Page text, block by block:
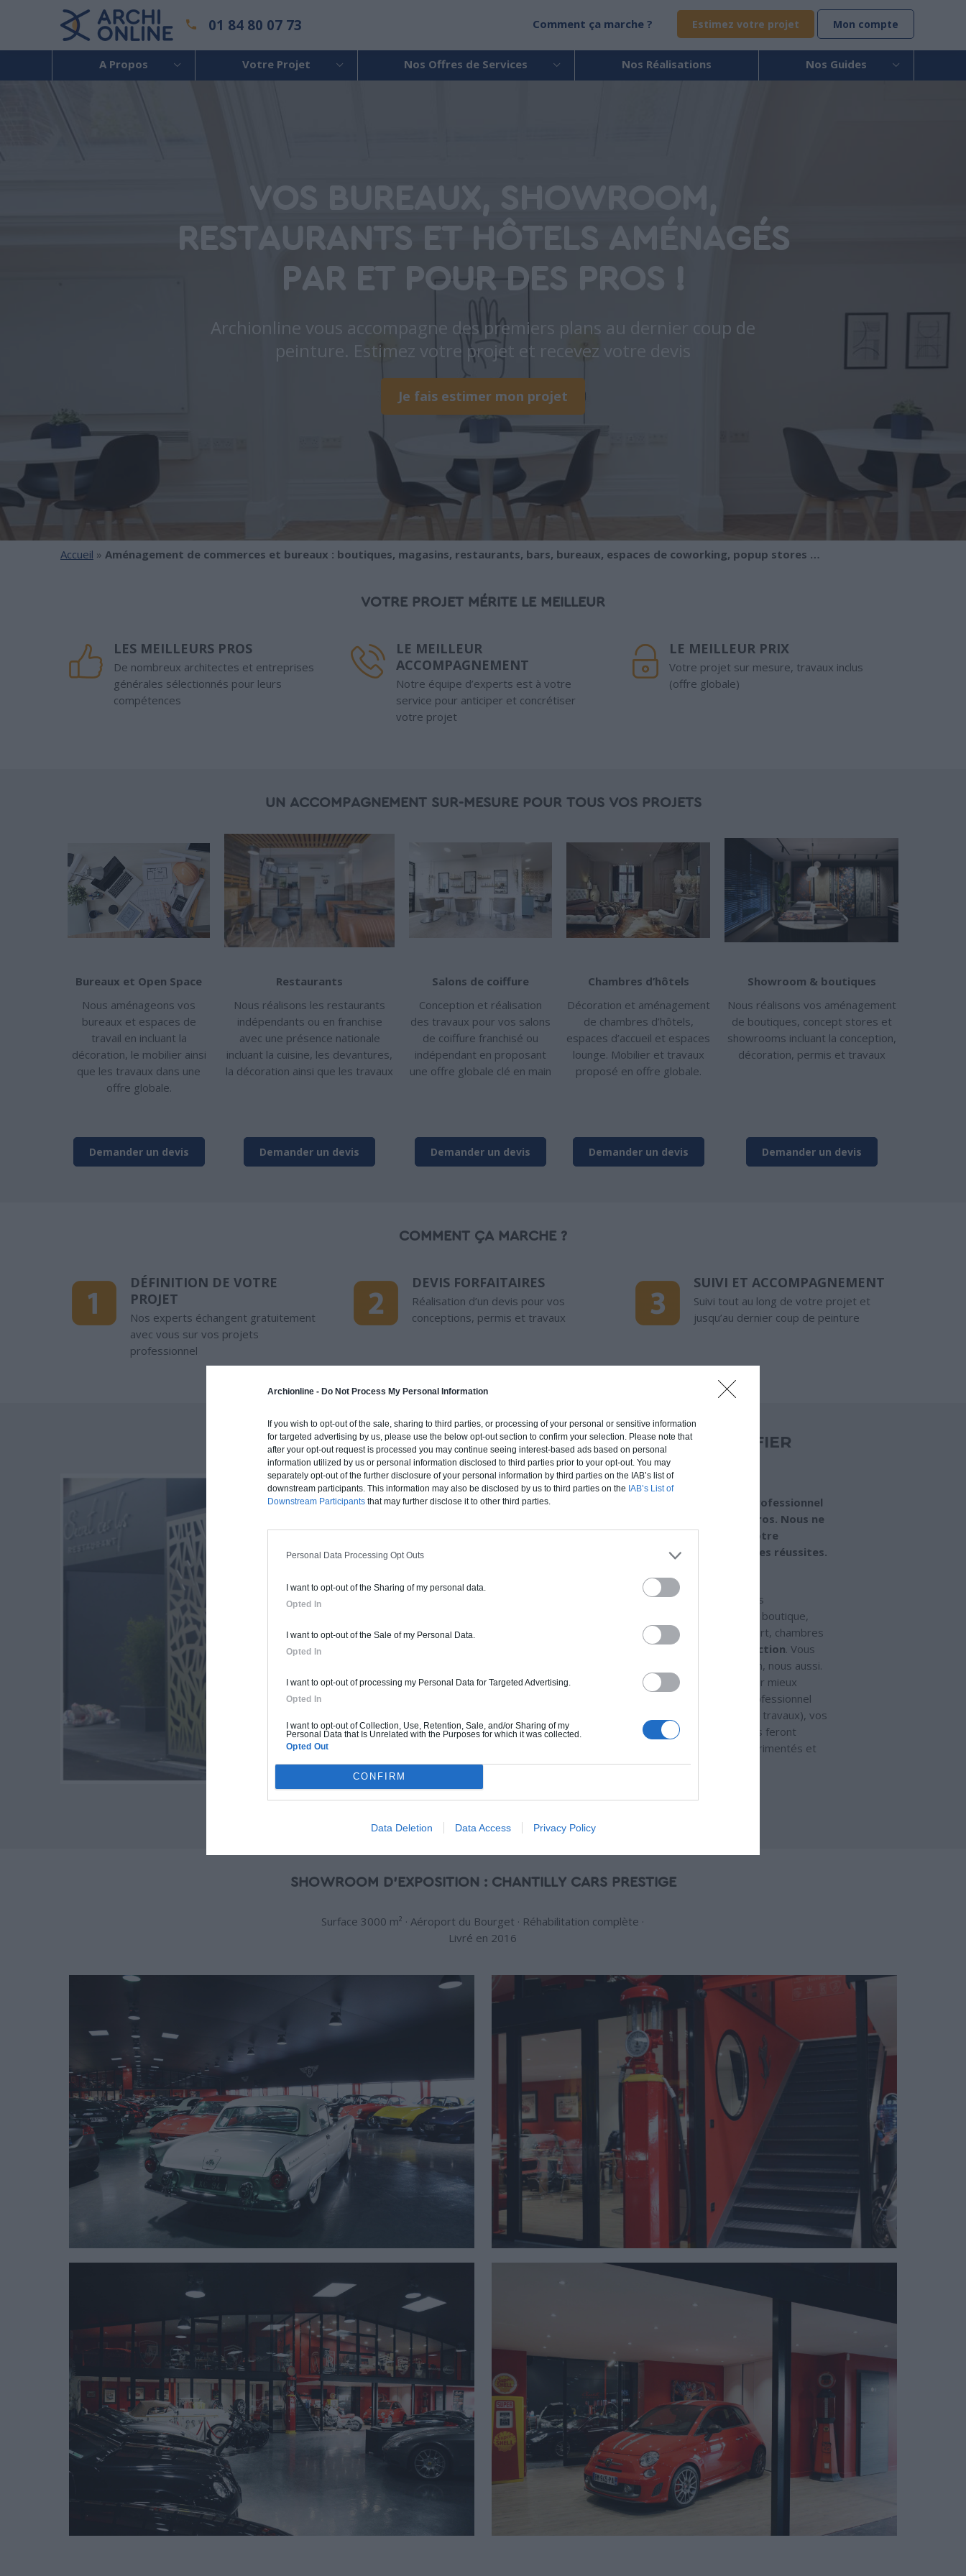
Archionline - Do Not Process My Personal Information
If you wish to opt-out of the sale, sharing to third parties, or processing of your personal or sensitive information
for targeted advertising by us, please use the below opt-out section to confirm your selection. Please note that
after your opt-out request is processed you may continue seeing interest-based ads based on personal
information utilized by us or personal information disclosed to third parties prior to your opt-out. You may
separately opt-out of the further disclosure of your personal information by third parties on the IAB’s list of
downstream participants. This information may also be disclosed by us to third parties on the IAB’s List of
Downstream Participants that may further disclose it to other third parties.
Personal Data Processing Opt Outs
I want to opt-out of the Sharing of my personal data.
Opted In
I want to opt-out of the Sale of my Personal Data.
Opted In
I want to opt-out of processing my Personal Data for Targeted Advertising.
Opted In
I want to opt-out of Collection, Use, Retention, Sale, and/or Sharing of my
Personal Data that Is Unrelated with the Purposes for which it was collected.
Opted Out
CONFIRM
Data Deletion Data Access Privacy Policy
01 84 80 07 73 Comment ça marche ? Estimez votre projet Mon compte
A Propos Votre Projet Nos Offres de Services Nos Réalisations Nos Guides
VOS BUREAUX, SHOWROOM,
RESTAURANTS ET HÔTELS AMÉNAGÉS
PAR ET POUR DES PROS !
Archionline vous accompagne des premiers plans au dernier coup de
peinture. Estimez votre projet et recevez votre devis
Je fais estimer mon projet
Accueil » Aménagement de commerces et bureaux : boutiques, magasins, restaurants, bars, bureaux, espaces de coworking, popup stores …
VOTRE PROJET MÉRITE LE MEILLEUR
LES MEILLEURS PROS
De nombreux architectes et entreprises
générales sélectionnés pour leurs
compétences
LE MEILLEUR
ACCOMPAGNEMENT
Notre équipe d’experts est à votre
service pour anticiper et concrétiser
votre projet
LE MEILLEUR PRIX
Votre projet sur mesure, travaux inclus
(offre globale)
UN ACCOMPAGNEMENT SUR-MESURE POUR TOUS VOS PROJETS
Bureaux et Open Space
Nous aménageons vos
bureaux et espaces de
travail en incluant la
décoration, le mobilier ainsi
que les travaux dans une
offre globale.
Restaurants
Nous réalisons les restaurants
indépendants ou en franchise
avec une présence nationale
incluant la cuisine, les devantures,
la décoration ainsi que les travaux
Salons de coiffure
Conception et réalisation
des travaux pour vos salons
de coiffure franchisé ou
indépendant en proposant
une offre globale clé en main
Chambres d’hôtels
Décoration et aménagement
de chambres d’hôtels,
espaces d’accueil et espaces
lounge. Mobilier et travaux
proposé en offre globale.
Showroom & boutiques
Nous réalisons vos aménagement
de boutiques, concept stores et
showrooms incluant la conception,
décoration, permis et travaux
Demander un devis Demander un devis Demander un devis Demander un devis Demander un devis
COMMENT ÇA MARCHE ?
DÉFINITION DE VOTRE
PROJET
Nos experts échangent gratuitement
avec vous sur vos projets
professionnel
DEVIS FORFAITAIRES
Réalisation d’un devis pour vos
conceptions, permis et travaux
SUIVI ET ACCOMPAGNEMENT
Suivi tout au long de votre projet et
jusqu’au dernier coup de peinture
POURQUOI NOUS CONFIER
VOTRE PROJET ?
Nous savons qu’un aménagement professionnel
est un projet de vie où vous jouez gros. Nous ne
laissons rien au hasard pour tenir notre
promesse: Faire de vos projet que des réussites.
Depuis 2013, nous réalisons vos projets
d’aménagement de bureau, création de boutique,
conception de showroom, salles de sport, chambres
fort taux de satisfaction. Vous
êtes un professionnel ? Cela tombe bien, nous aussi.
Nos experts vous accompagneront pour mieux
anticiper les étapes de votre projet professionnel
(conception, permis, ERP, appel d’offre, travaux), vos
délais, les justes prix du marché et vous feront
travailler avec des professionnels expérimentés et
réactifs.
Echanger avec nos experts
SHOWROOM D'EXPOSITION : CHANTILLY CARS PRESTIGE
Surface 3000 m² · Aéroport du Bourget · Réhabilitation complète ·
Livré en 2016